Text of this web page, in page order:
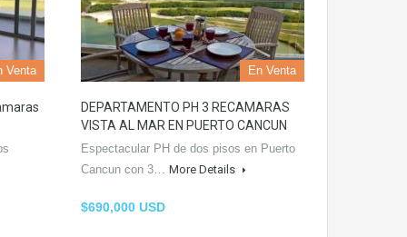
Venta En Venta
DEPARTAMENTO PH 3 RECAMARAS
VISTA AL MAR EN PUERTO CANCUN
Espectacular PH de dos pisos en Puerto
Cancun con 3… More Details
$690,000 USD